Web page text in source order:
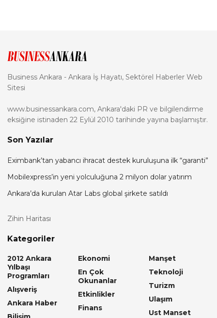
Business Ankara - Ankara İş Hayatı, Sektörel Haberler Web
Sitesi
www.businessankara.com, Ankara'daki PR ve bilgilendirme
eksiğine istinaden 22 Eylül 2010 tarihinde yayına başlamıştır.
Son Yazılar
Eximbank’tan yabancı ihracat destek kuruluşuna ilk “garanti”
Mobilexpress’in yeni yolculuğuna 2 milyon dolar yatırım
Ankara’da kurulan Atar Labs global şirkete satıldı
Zihin Haritası
Kategoriler
2012 Ankara
Yılbaşı
Programları
Alışveriş
Ankara Haber
Ekonomi
En Çok
Okunanlar
Etkinlikler
Finans
Manşet
Teknoloji
Turizm
Ulaşım
Ust Manset